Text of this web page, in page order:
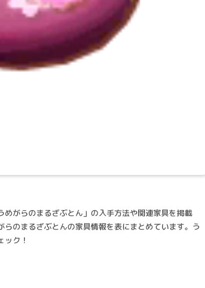
がらのまるざぶとん」の入手方法や関連家具を掲載
のまるざぶとんの家具情報を表にまとめています。う
ク！